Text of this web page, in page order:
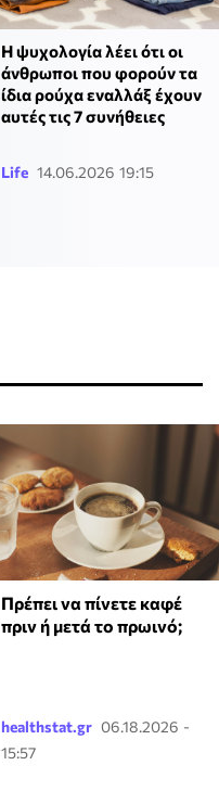
Η ψυχολογία λέει ότι οι
άνθρωποι που φορούν τα
ίδια ρούχα εναλλάξ έχουν
αυτές τις 7 συνήθειες
Life 14.06.2026 19:15
Πρέπει να πίνετε καφέ
πριν ή μετά το πρωινό;
healthstat.gr 06.18.2026 -
15:57